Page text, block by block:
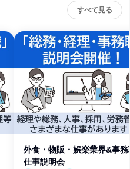
すべて見る
外食・物販・娯楽業界&事務
仕事説明会